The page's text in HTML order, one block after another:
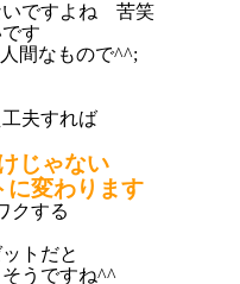
いですよね 苦笑
す
間なもので^^;
夫すれば
じゃない
に変わります
クする
トだと
うですね^^